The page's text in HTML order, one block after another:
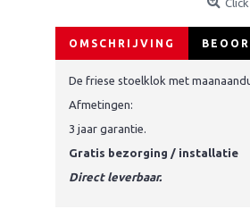
OMSCHRIJVING
De friese stoelklok met
Afmetingen:
3 jaar garantie.
Gratis bezorging / installatie
Direct leverbaar.